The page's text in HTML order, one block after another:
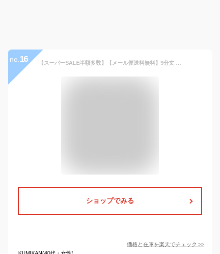
no. 16 【スーパーSALE半額多数】【メール便送料無料】9分丈 アンクルパンツ メンズ◆テーパードアンクルチノパンツ◆スリムパンツ スキニー 白 黒 ズボン パンツ メンズ スキニーパンツ テーパードパンツ チノパン ストレッチ ゴルフ 春服 秋服 夏服 迷彩 花柄
ショップでみる
価格と在庫を楽天でチェック >>